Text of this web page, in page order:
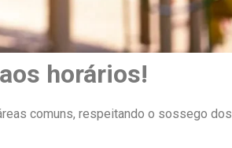
horários!
comuns, respeitando o sossego dos